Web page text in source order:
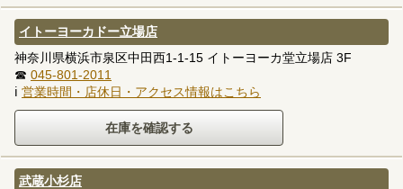
イトーヨーカドー立場店
神奈川県横浜市泉区中田西1-1-15 イトーヨーカ堂立場店 3F
☎ 045-801-2011
ℹ 営業時間・店休日・アクセス情報はこちら
武蔵小杉店